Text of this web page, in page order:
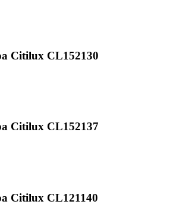
Citilux CL152130
Citilux CL152137
Citilux CL121140